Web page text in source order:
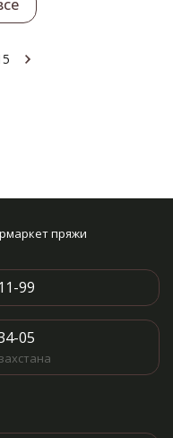
по размеру.
шлифовка, с
методов Tulip
гладкость конусу.
пряжи
99
05